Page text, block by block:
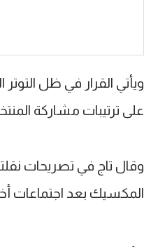
ويأتي القرار في ظل
على ترتيبات مشاركة
وقال تاج في تصريحات
المكسيك بعد اجتماعات